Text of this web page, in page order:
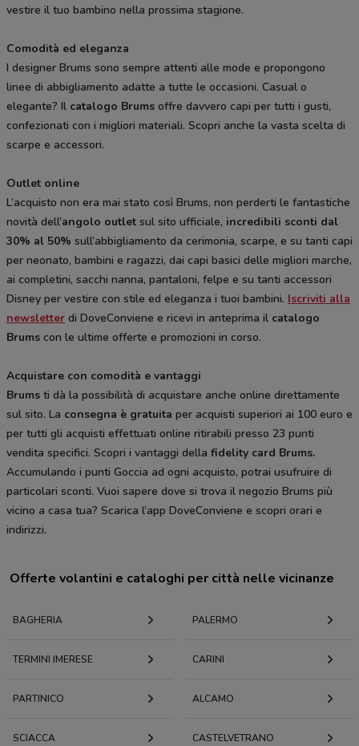
vestire il tuo bambino nella prossima stagione.
Comodità ed eleganza
I designer Brums sono sempre attenti alle mode e propongono
linee di abbigliamento adatte a tutte le occasioni. Casual o
elegante? Il catalogo Brums offre davvero capi per tutti i gusti,
confezionati con i migliori materiali. Scopri anche la vasta scelta di
scarpe e accessori.
Outlet online
L’acquisto non era mai stato così Brums, non perderti le fantastiche
novità dell’angolo outlet sul sito ufficiale, incredibili sconti dal
30% al 50% sull’abbigliamento da cerimonia, scarpe, e su tanti capi
per neonato, bambini e ragazzi, dai capi basici delle migliori marche,
ai completini, sacchi nanna, pantaloni, felpe e su tanti accessori
Disney per vestire con stile ed eleganza i tuoi bambini. Iscriviti alla
newsletter di DoveConviene e ricevi in anteprima il catalogo
Brums con le ultime offerte e promozioni in corso.
Acquistare con comodità e vantaggi
Brums ti dà la possibilità di acquistare anche online direttamente
sul sito. La consegna è gratuita per acquisti superiori ai 100 euro e
per tutti gli acquisti effettuati online ritirabili presso 23 punti
vendita specifici. Scopri i vantaggi della fidelity card Brums.
Accumulando i punti Goccia ad ogni acquisto, potrai usufruire di
particolari sconti. Vuoi sapere dove si trova il negozio Brums più
vicino a casa tua? Scarica l’app DoveConviene e scopri orari e
indirizzi.
Offerte volantini e cataloghi per città nelle vicinanze
BAGHERIA PALERMO
TERMINI IMERESE CARINI
PARTINICO ALCAMO
SCIACCA CASTELVETRANO